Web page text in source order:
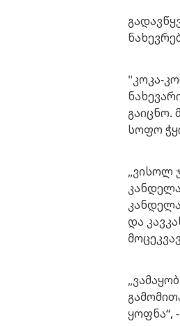
"კოკა-
გაიცნო.
სოფო
„ვისოლ
და
ყოფნა“,